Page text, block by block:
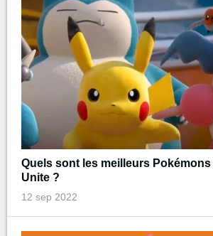
Quels sont les meilleurs
Unite ?
12 sep 2022